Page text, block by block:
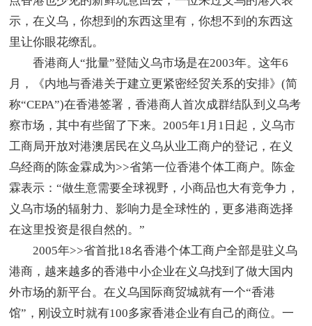
示，在义乌，你想到的东西这里有，你想不到的东西这
里让你眼花缭乱。
香港商人“批量”登陆义乌市场是在2003年。这年6
月，《内地与香港关于建立更紧密经贸关系的安排》(简
称“CEPA”)在香港签署，香港商人首次成群结队到义乌考
察市场，其中有些留了下来。2005年1月1日起，义乌市
工商局开放对港澳居民在义乌从业工商户的登记，在义
乌经商的陈金霖成为>>省第一位香港个体工商户。陈金
霖表示：“做生意需要全球视野，小商品也大有竞争力，
义乌市场的辐射力、影响力是全球性的，更多港商选择
在这里投资是很自然的。”
2005年>>省首批18名香港个体工商户全部是驻义乌
港商，越来越多的香港中小企业在义乌找到了做大国内
外市场的新平台。在义乌国际商贸城就有一个“香港
馆”，刚设立时就有100多家香港企业有自己的商位。一